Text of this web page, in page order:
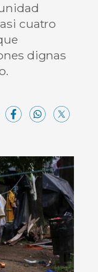
cuatro
dignas